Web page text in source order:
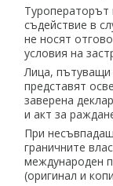
Туроператорът
съдействие в
не носят
условия на
Лица, пътуващи
представят
заверена
и акт за
При
граничните
международен
(оригинал и